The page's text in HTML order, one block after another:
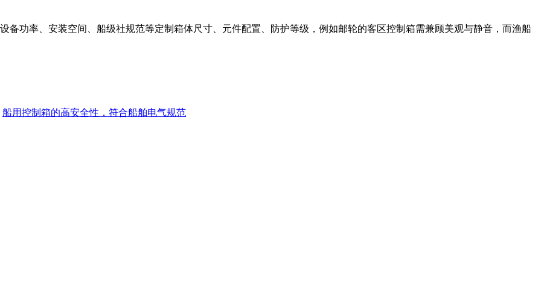
备功率、安装空间、船级社规范等定制箱体尺寸、元件配置、防护等级，例如邮轮的客区控制箱需兼顾美观与静音，而渔船
船用控制箱的高安全性，符合船舶电气规范